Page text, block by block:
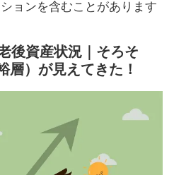
ョンを含むことがあります
後資産状況｜そろそ
層）が見えてきた！